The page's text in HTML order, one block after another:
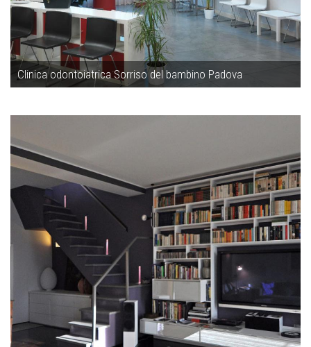
Clinica odontoiatrica Sorriso del bambino Padova